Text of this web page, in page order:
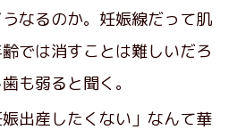
なるのか。妊娠線だって肌
では消すことは難しいだろ
も弱ると聞く。
娠出産したくない」なんて華